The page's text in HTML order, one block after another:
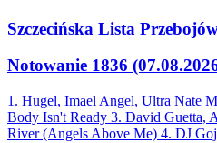
Szczecińska Lista
Notowanie 1836
1. Hugel, Imael Angel, Ultra Nate
Body Isn't Ready 3. David Guetta,
River (Angels Above Me) 4. DJ